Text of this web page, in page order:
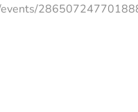
events/